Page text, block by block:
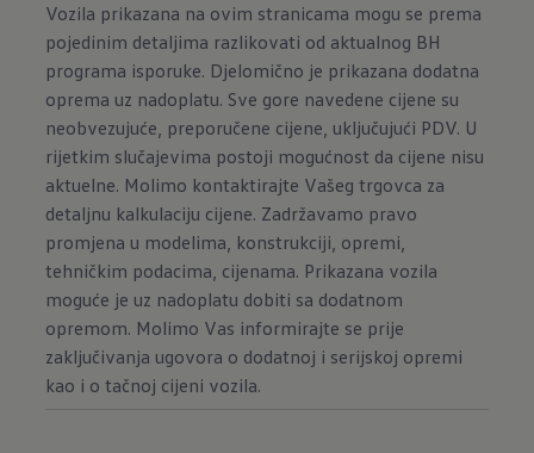
Vozila prikazana na ovim stranicama mogu se prema
pojedinim detaljima razlikovati od aktualnog BH
programa isporuke. Djelomično je prikazana dodatna
oprema uz nadoplatu. Sve gore navedene cijene su
neobvezujuće, preporučene cijene, uključujući PDV. U
rijetkim slučajevima postoji mogućnost da cijene nisu
aktuelne. Molimo kontaktirajte Vašeg trgovca za
detaljnu kalkulaciju cijene. Zadržavamo pravo
promjena u modelima, konstrukciji, opremi,
tehničkim podacima, cijenama. Prikazana vozila
moguće je uz nadoplatu dobiti sa dodatnom
opremom. Molimo Vas informirajte se prije
zaključivanja ugovora o dodatnoj i serijskoj opremi
kao i o tačnoj cijeni vozila.